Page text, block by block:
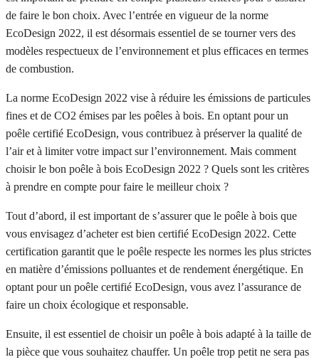
de faire le bon choix. Avec l’entrée en vigueur de la norme
EcoDesign 2022, il est désormais essentiel de se tourner vers des
modèles respectueux de l’environnement et plus efficaces en termes
de combustion.
La norme EcoDesign 2022 vise à réduire les émissions de particules
fines et de CO2 émises par les poêles à bois. En optant pour un
poêle certifié EcoDesign, vous contribuez à préserver la qualité de
l’air et à limiter votre impact sur l’environnement. Mais comment
choisir le bon poêle à bois EcoDesign 2022 ? Quels sont les critères
à prendre en compte pour faire le meilleur choix ?
Tout d’abord, il est important de s’assurer que le poêle à bois que
vous envisagez d’acheter est bien certifié EcoDesign 2022. Cette
certification garantit que le poêle respecte les normes les plus strictes
en matière d’émissions polluantes et de rendement énergétique. En
optant pour un poêle certifié EcoDesign, vous avez l’assurance de
faire un choix écologique et responsable.
Ensuite, il est essentiel de choisir un poêle à bois adapté à la taille de
la pièce que vous souhaitez chauffer. Un poêle trop petit ne sera pas